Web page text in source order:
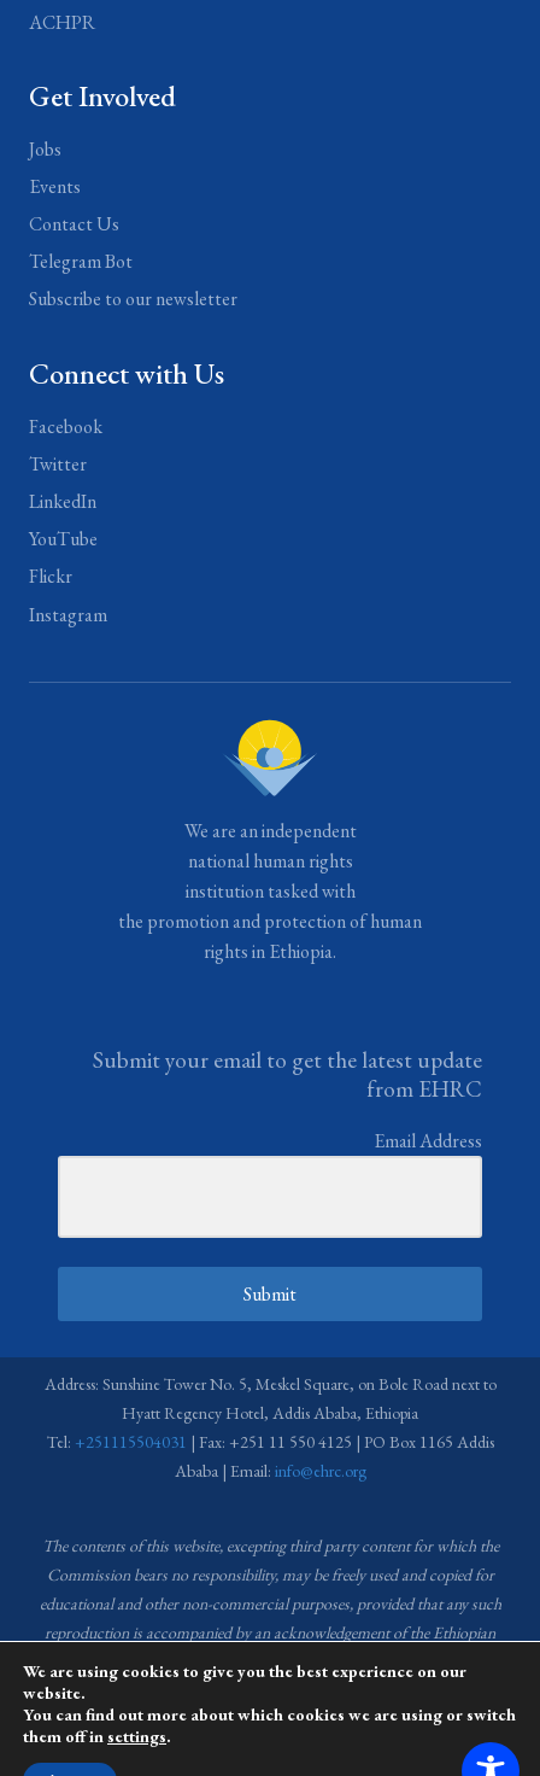
ACHPR
Get Involved
Jobs
Events
Contact Us
Telegram Bot
Subscribe to our newsletter
Connect with Us
Facebook
Twitter
LinkedIn
YouTube
Flickr
Instagram
We are an independent
national human rights
institution tasked with
the promotion and protection of human
rights in Ethiopia.
Submit your email to get the latest update
from EHRC
Email Address
Submit
Address: Sunshine Tower No. 5, Meskel Square, on Bole Road next to
Hyatt Regency Hotel, Addis Ababa, Ethiopia
Tel: +251115504031 | Fax: +251 11 550 4125 | PO Box 1165 Addis
Ababa | Email: info@ehrc.org
The contents of this website, excepting third party content for which the
Commission bears no responsibility,may be freely used and copied for
educational and other non-commercial purposes, provided that any such
reproduction is accompanied by an acknowledgement of the Ethiopian
Human Rights Commission (EHRC). Source of images used in the content
of this website: EHRC Media and Communications Department Archive
and Creative Common License.
This website is managed by the Media and Communications team of the
We are using cookies to give you the best experience on our
website.
You can find out more about which cookies we are using or switch
them off insettings.